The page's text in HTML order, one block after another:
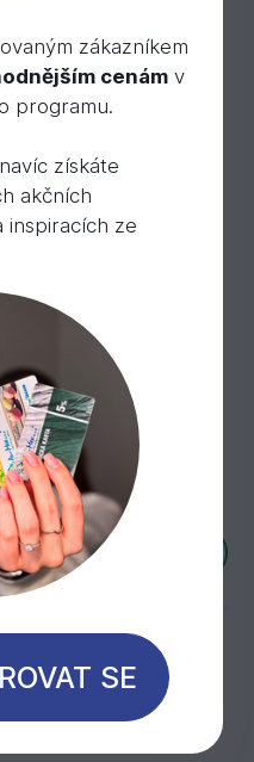
438 ks
/ ks
zákazníkem
cenámv
programu.
získáte
akčních
inspiracích ze
SE